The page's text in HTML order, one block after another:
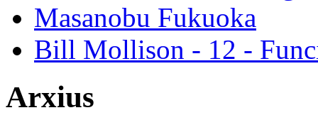
Masanobu Fukuoka
Bill Mollison - 12 -
Arxius